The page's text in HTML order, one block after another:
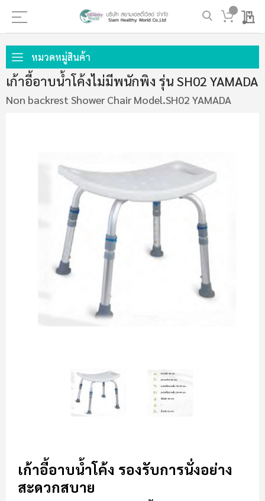
My
ไป
ที่
เนื้อหา
หมวดหมู่สินค้า
เก้าอี้อาบน้ำโค้งไม่มีพนักพิง รุ่น SH02 YAMADA
Non backrest Shower Chair Model.SH02 YAMADA
ที่
ส่วน
เก้าอี้อาบน้ำโค้ง รองรับการนั่งอย่าง
สะดวกสบาย